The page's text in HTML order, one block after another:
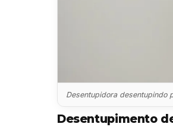
Desentupidora desentupindo
Desentupimento